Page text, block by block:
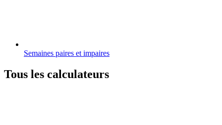
Semaines paires et impaires
Tous les calculateurs